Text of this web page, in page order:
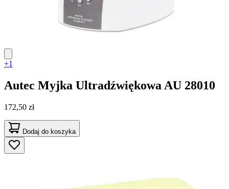
+1
Autec Myjka Ultradźwiękowa AU 28010
172,50 zł
Dodaj do koszyka